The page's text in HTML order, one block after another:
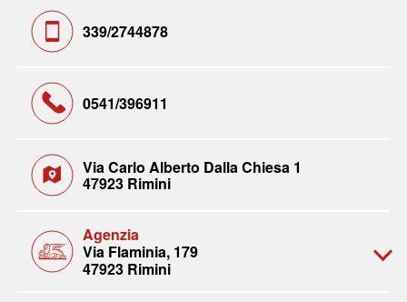
339/2744878
0541/396911
Via Carlo Alberto Dalla Chiesa 1
47923 Rimini
Agenzia
Via Flaminia, 179
47923 Rimini